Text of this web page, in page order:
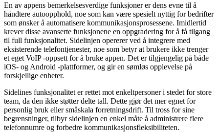
En av appens bemerkelsesverdige funksjoner er dens evne til å
håndtere autoopphold, noe som kan være spesielt nyttig for bedrifter
som ønsker å automatisere kommunikasjonsprosessene. Imidlertid
krever disse avanserte funksjonene en oppgradering for å få tilgang
til full funksjonalitet. Sidelinjen opererer ved å integrere med
eksisterende telefontjenester, noe som betyr at brukere ikke trenger
et eget VoIP -oppsett for å bruke appen. Det er tilgjengelig på både
iOS- og Android -plattformer, og gir en sømløs opplevelse på
forskjellige enheter.
Sidelines funksjonalitet er rettet mot enkeltpersoner i stedet for store
team, da den ikke støtter delte tall. Dette gjør det mer egnet for
personlig bruk eller småskala forretningsdrift. Til tross for sine
begrensninger, tilbyr sidelinjen en enkel måte å administrere flere
telefonnumre og forbedre kommunikasjonsfleksibiliteten.